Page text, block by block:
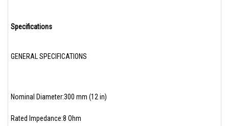
Specifications
GENERAL SPECIFICATIONS
Nominal Diameter:300 mm (12 in)
Rated Impedance:8 Ohm